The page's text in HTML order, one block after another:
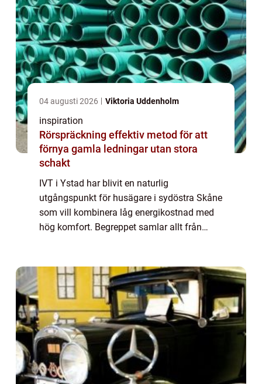
04 augusti 2026 Viktoria Uddenholm
inspiration
Rörspräckning effektiv metod för att
förnya gamla ledningar utan stora
schakt
IVT i Ystad har blivit en naturlig
utgångspunkt för husägare i sydöstra Skåne
som vill kombinera låg energikostnad med
hög komfort. Begreppet samlar allt från